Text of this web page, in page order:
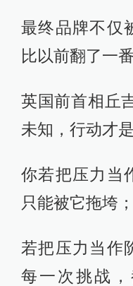
最终品牌不仅
比以前翻了一番
英国前首相丘
未知，行动才
你若把压力当
只能被它拖垮；
若把压力当作
每一次挑战